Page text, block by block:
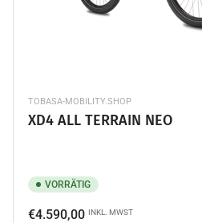
TOBASA-MOBILITY.SHOP
XD4 ALL TERRAIN NEO
VORRÄTIG
Normaler
€4.590,00 INKL. MWST